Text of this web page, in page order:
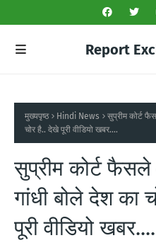
Report
मुख्यपृष्ठ Hindi News
सुप्रीम कोर्ट
चोर है.. देखे पूरी वीडियो खबर....
सुप्रीम कोर्ट फैसले
गांधी बोले देश का
पूरी वीडियो खबर....